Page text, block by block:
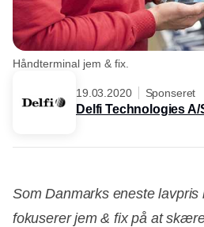
Håndterminal jem & fix.
19.03.2020 Sponseret
Delfi Technologies A/
Som Danmarks eneste
fokuserer jem & fix på at